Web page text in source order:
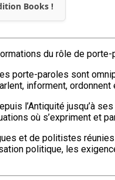
Books !
du rôle de porte-
porte-paroles sont
informent,
l’Antiquité jusqu’à
où s’expriment et
et de politistes
politique, les